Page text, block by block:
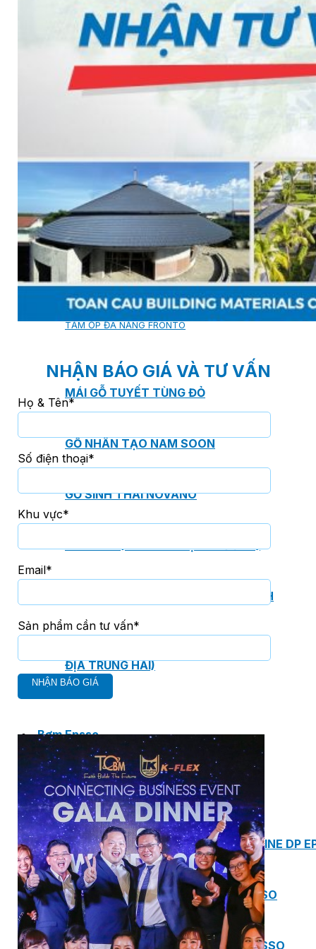
SHAKE
SENATOR
ANTICA
CF SLATE
CF SHAKE
CF SHINGLE
CALIBRE
TẤM LỢP KIM LOẠI
PREMIUM - COPPER PRESTIGE ULTIMETAL HD
PREMIUM - COPPER PRESTIGE COMPACT PLUS
PREMIUM - COPPER PRESTIGE ELITE
PREMIUM - COPPER PRESTIGE TRADITIONAL
TẤM ỐP VOX
TẤM ỐP TRẦN INFRATOP
TẤM ỐP TƯỜNG MAX-3
TẤM ỐP ĐA NĂNG FRONTO
MÁI GỖ TUYẾT TÙNG ĐỎ
GỖ NHÂN TẠO NAM SOON
GỖ SINH THÁI NOVANO
VÁN OSB (VÁN DĂM ĐỊNH HƯỚNG)
MÁI LÁ NHÂN TẠO CENTRO THATCH
ĐỊA TRUNG HẢI)
Bơm Epsso
HỆ THỐNG BƠM TĂNG ÁP EPSSO
BƠM TRỤC ĐỨNG ĐƠN TẦNG CÁNH INLINE DP
BƠM TRỤC ĐỨNG ĐA TẦNG CÁNH EPSSO
BƠM TRỤC NGANG ĐA TẦNG CÁNH EPSSO
NHẬN BÁO GIÁ VÀ TƯ VẤN
Họ & Tên*
Số điện thoại*
Khu vực*
Email*
Sản phẩm cần tư vấn*